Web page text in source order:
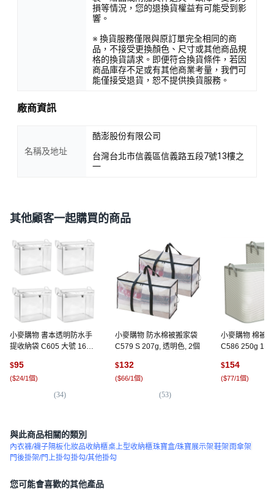
損等情況，您的退換貨權益有可能受到影
響。
※ 換貨服務僅限與原訂單完全相同的商
品，不接受更換顏色、尺寸或其他商品規
格的換貨請求。即便符合換貨條件，若因
商品庫存不足或有其他商業考量，我們可
能僅接受退貨，恕不提供換貨服務。
廠商資訊
名稱及地址
酷澎股份有限公司
台灣台北市信義區信義路五段7號13樓之
一
其他顧客一起購買的商品
小麥購物 書本透明防水手
提收納袋 C605 大號 168g,
$95
($24/1個)
(34)
小麥購物 防水棉被搬家袋
C579 S 207g, 透明色, 2個
$132
($66/1個)
(53)
小麥購物 棉被
C586 250g
$154
($77/1個)
與此商品相關的類別
內衣褲/襪子隔板化妝品收納櫃桌上型收納櫃珠寶盒/珠寶展示架鞋架 雨傘架
門後掛架/門上掛勾掛勾/其他掛勾
您可能會喜歡的其他產品